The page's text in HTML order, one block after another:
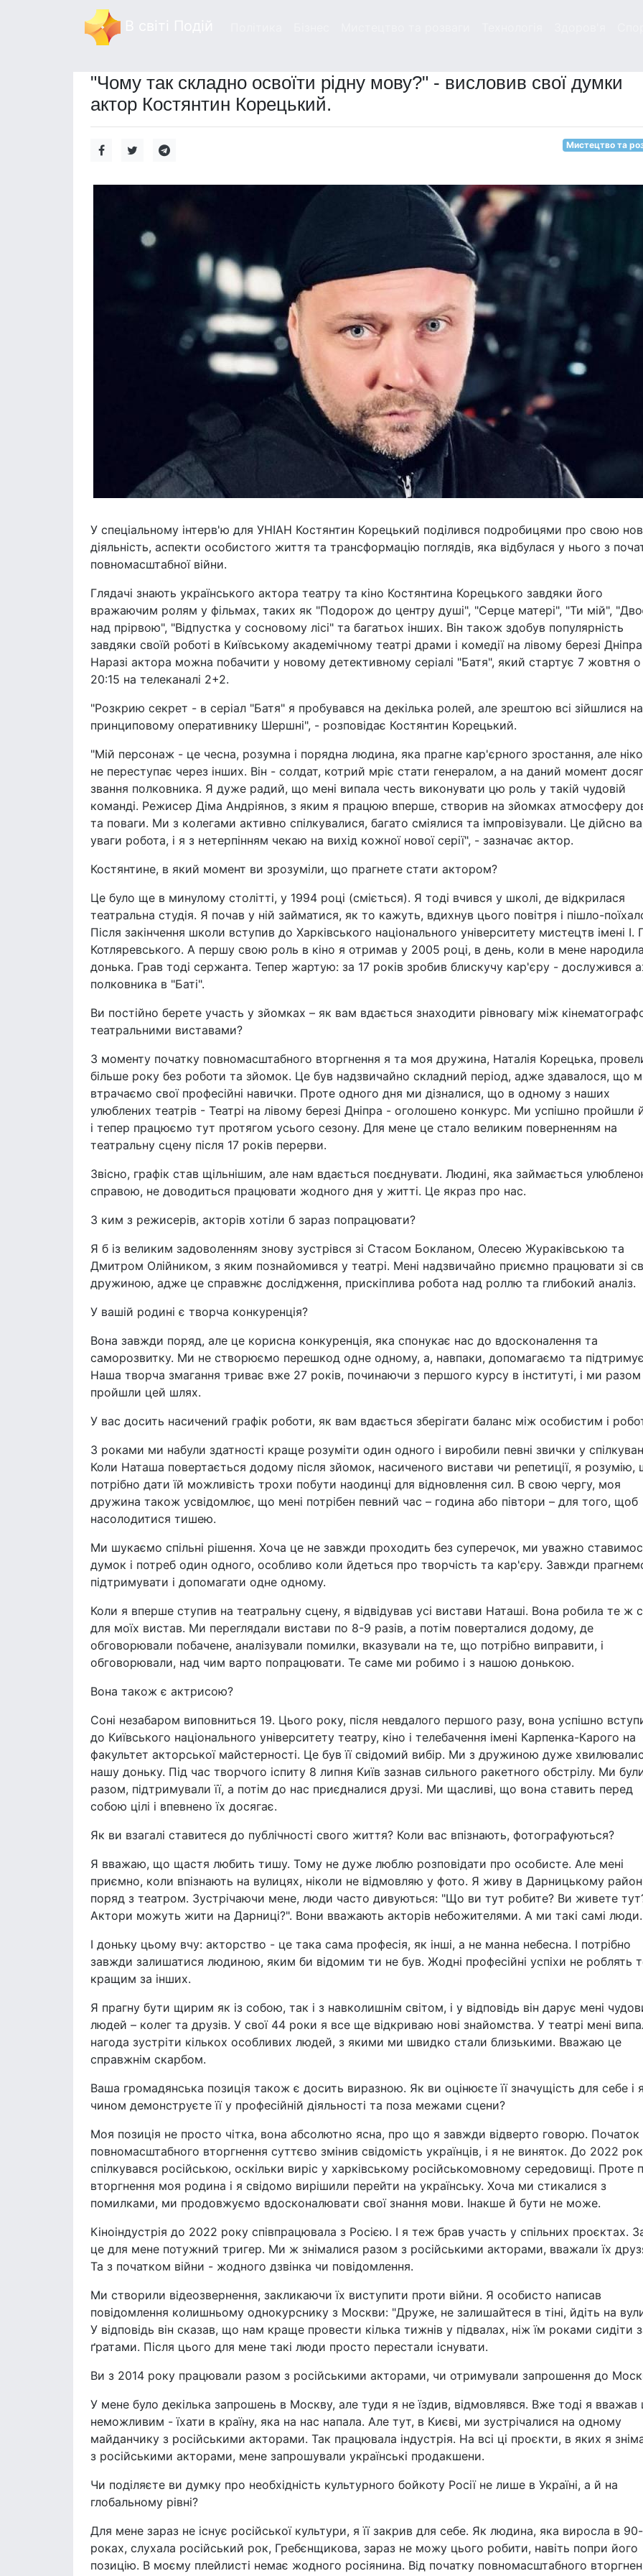
"Чому так складно освоїти рідну мову?" - висловив свої думки
актор Костянтин Корецький.
Мистецтво та
У спеціальному інтерв'ю для УНІАН Костянтин Корецький поділився подробицями про свою
діяльність, аспекти особистого життя та трансформацію поглядів, яка відбулася у нього з
повномасштабної війни.
Глядачі знають українського актора театру та кіно Костянтина Корецького завдяки його
вражаючим ролям у фільмах, таких як "Подорож до центру душі", "Серце матері", "Ти мій",
над прірвою", "Відпустка у сосновому лісі" та багатьох інших. Він також здобув популярність
завдяки своїй роботі в Київському академічному театрі драми і комедії на лівому березі
Наразі актора можна побачити у новому детективному серіалі "Батя", який стартує 7 жовтня о
20:15 на телеканалі 2+2.
"Розкрию секрет - в серіал "Батя" я пробувався на декілька ролей, але зрештою всі зійшлися на
принциповому оперативнику Шершні", - розповідає Костянтин Корецький.
"Мій персонаж - це чесна, розумна і порядна людина, яка прагне кар'єрного зростання, але
не переступає через інших. Він - солдат, котрий мріє стати генералом, а на даний момент
звання полковника. Я дуже радий, що мені випала честь виконувати цю роль у такій чудовій
команді. Режисер Діма Андріянов, з яким я працюю вперше, створив на зйомках атмосферу
та поваги. Ми з колегами активно спілкувалися, багато сміялися та імпровізували. Це дійсно
уваги робота, і я з нетерпінням чекаю на вихід кожної нової серії", - зазначає актор.
Костянтине, в який момент ви зрозуміли, що прагнете стати актором?
Це було ще в минулому столітті, у 1994 році (сміється). Я тоді вчився у школі, де відкрилася
театральна студія. Я почав у ній займатися, як то кажуть, вдихнув цього повітря і пішло-
Після закінчення школи вступив до Харківського національного університету мистецтв імені І.
Котляревського. А першу свою роль в кіно я отримав у 2005 році, в день, коли в мене
донька. Грав тоді сержанта. Тепер жартую: за 17 років зробив блискучу кар'єру - дослужився
полковника в "Баті".
Ви постійно берете участь у зйомках – як вам вдається знаходити рівновагу між
театральними виставами?
З моменту початку повномасштабного вторгнення я та моя дружина, Наталія Корецька,
більше року без роботи та зйомок. Це був надзвичайно складний період, адже здавалося, що
втрачаємо свої професійні навички. Проте одного дня ми дізналися, що в одному з наших
улюблених театрів - Театрі на лівому березі Дніпра - оголошено конкурс. Ми успішно пройшли
і тепер працюємо тут протягом усього сезону. Для мене це стало великим поверненням на
театральну сцену після 17 років перерви.
Звісно, графік став щільнішим, але нам вдається поєднувати. Людині, яка займається
справою, не доводиться працювати жодного дня у житті. Це якраз про нас.
З ким з режисерів, акторів хотіли б зараз попрацювати?
Я б із великим задоволенням знову зустрівся зі Стасом Бокланом, Олесею Жураківською та
Дмитром Олійником, з яким познайомився у театрі. Мені надзвичайно приємно працювати зі
дружиною, адже це справжнє дослідження, прискіплива робота над роллю та глибокий аналіз.
У вашій родині є творча конкуренція?
Вона завжди поряд, але це корисна конкуренція, яка спонукає нас до вдосконалення та
саморозвитку. Ми не створюємо перешкод одне одному, а, навпаки, допомагаємо та
Наша творча змагання триває вже 27 років, починаючи з першого курсу в інституті, і ми разом
пройшли цей шлях.
У вас досить насичений графік роботи, як вам вдається зберігати баланс між особистим і
З роками ми набули здатності краще розуміти один одного і виробили певні звички у
Коли Наташа повертається додому після зйомок, насиченого вистави чи репетиції, я розумію,
потрібно дати їй можливість трохи побути наодинці для відновлення сил. В свою чергу, моя
дружина також усвідомлює, що мені потрібен певний час – година або півтори – для того, щоб
насолодитися тишею.
Ми шукаємо спільні рішення. Хоча це не завжди проходить без суперечок, ми уважно
думок і потреб один одного, особливо коли йдеться про творчість та кар'єру. Завжди
підтримувати і допомагати одне одному.
Коли я вперше ступив на театральну сцену, я відвідував усі вистави Наташі. Вона робила те ж
для моїх вистав. Ми переглядали вистави по 8-9 разів, а потім поверталися додому, де
обговорювали побачене, аналізували помилки, вказували на те, що потрібно виправити, і
обговорювали, над чим варто попрацювати. Те саме ми робимо і з нашою донькою.
Вона також є актрисою?
Соні незабаром виповниться 19. Цього року, після невдалого першого разу, вона успішно
до Київського національного університету театру, кіно і телебачення імені Карпенка-Карого на
факультет акторської майстерності. Це був її свідомий вибір. Ми з дружиною дуже
нашу доньку. Під час творчого іспиту 8 липня Київ зазнав сильного ракетного обстрілу. Ми
разом, підтримували її, а потім до нас приєдналися друзі. Ми щасливі, що вона ставить перед
собою цілі і впевнено їх досягає.
Як ви взагалі ставитеся до публічності свого життя? Коли вас впізнають, фотографуються?
Я вважаю, що щастя любить тишу. Тому не дуже люблю розповідати про особисте. Але мені
приємно, коли впізнають на вулицях, ніколи не відмовляю у фото. Я живу в Дарницькому
поряд з театром. Зустрічаючи мене, люди часто дивуються: "Що ви тут робите? Ви живете
Актори можуть жити на Дарниці?". Вони вважають акторів небожителями. А ми такі самі люди.
І доньку цьому вчу: акторство - це така сама професія, як інші, а не манна небесна. І потрібно
завжди залишатися людиною, яким би відомим ти не був. Жодні професійні успіхи не роблять
кращим за інших.
Я прагну бути щирим як із собою, так і з навколишнім світом, і у відповідь він дарує мені
людей – колег та друзів. У свої 44 роки я все ще відкриваю нові знайомства. У театрі мені
нагода зустріти кількох особливих людей, з якими ми швидко стали близькими. Вважаю це
справжнім скарбом.
Ваша громадянська позиція також є досить виразною. Як ви оцінюєте її значущість для себе і
чином демонструєте її у професійній діяльності та поза межами сцени?
Моя позиція не просто чітка, вона абсолютно ясна, про що я завжди відверто говорю. Початок
повномасштабного вторгнення суттєво змінив свідомість українців, і я не виняток. До 2022
спілкувався російською, оскільки виріс у харківському російськомовному середовищі. Проте
вторгнення моя родина і я свідомо вирішили перейти на українську. Хоча ми стикалися з
помилками, ми продовжуємо вдосконалювати свої знання мови. Інакше й бути не може.
Кіноіндустрія до 2022 року співпрацювала з Росією. І я теж брав участь у спільних проєктах.
це для мене потужний тригер. Ми ж знімалися разом з російськими акторами, вважали їх
Та з початком війни - жодного дзвінка чи повідомлення.
Ми створили відеозвернення, закликаючи їх виступити проти війни. Я особисто написав
повідомлення колишньому однокурснику з Москви: "Друже, не залишайтеся в тіні, йдіть на
У відповідь він сказав, що нам краще провести кілька тижнів у підвалах, ніж їм роками сидіти
ґратами. Після цього для мене такі люди просто перестали існувати.
Ви з 2014 року працювали разом з російськими акторами, чи отримували запрошення до
У мене було декілька запрошень в Москву, але туди я не їздив, відмовлявся. Вже тоді я вважав
неможливим - їхати в країну, яка на нас напала. Але тут, в Києві, ми зустрічалися на одному
майданчику з російськими акторами. Так працювала індустрія. На всі ці проєкти, в яких я
з російськими акторами, мене запрошували українські продакшени.
Чи поділяєте ви думку про необхідність культурного бойкоту Росії не лише в Україні, а й на
глобальному рівні?
Для мене зараз не існує російської культури, я її закрив для себе. Як людина, яка виросла в
роках, слухала російський рок, Гребєнщикова, зараз не можу цього робити, навіть попри його
позицію. В моєму плейлисті немає жодного росіянина. Від початку повномасштабного